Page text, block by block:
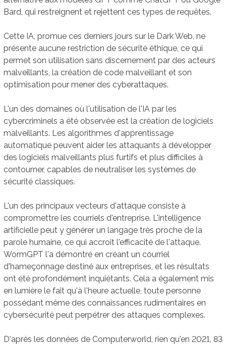
Bard, qui restreignent et rejettent ces types de requêtes.
Cette IA, promue ces derniers jours sur le Dark Web, ne
présente aucune restriction de sécurité éthique, ce qui
permet son utilisation sans discernement par des acteurs
malveillants, la création de code malveillant et son
optimisation pour mener des cyberattaques.
L'un des domaines où l'utilisation de l'IA par les
cybercriminels a été observée est la création de logiciels
malveillants. Les algorithmes d'apprentissage
automatique peuvent aider les attaquants à développer
des logiciels malveillants plus furtifs et plus difficiles à
contourner, capables de neutraliser les systèmes de
sécurité classiques.
L'un des principaux vecteurs d'attaque consiste à
compromettre les courriels d'entreprise. L'intelligence
artificielle peut y générer un langage très proche de la
parole humaine, ce qui accroît l'efficacité de l'attaque.
WormGPT l'a démontré en créant un courriel
d'hameçonnage destiné aux entreprises, et les résultats
ont été profondément inquiétants. Cela a également mis
en lumière le fait qu'à l'heure actuelle, toute personne
possédant même des connaissances rudimentaires en
cybersécurité peut perpétrer des attaques complexes.
D'après les données de Computerworld, rien qu'en 2021, 83